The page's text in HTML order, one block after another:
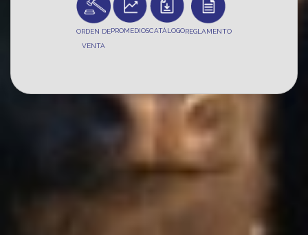
ORDEN DE
VENTA
PROMEDIOSCATÁLOGOREGLAMENTO